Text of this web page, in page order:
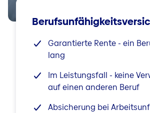
Garantierte Rente - ein
lang
Im Leistungsfall - keine
auf einen anderen Beruf
Absicherung bei